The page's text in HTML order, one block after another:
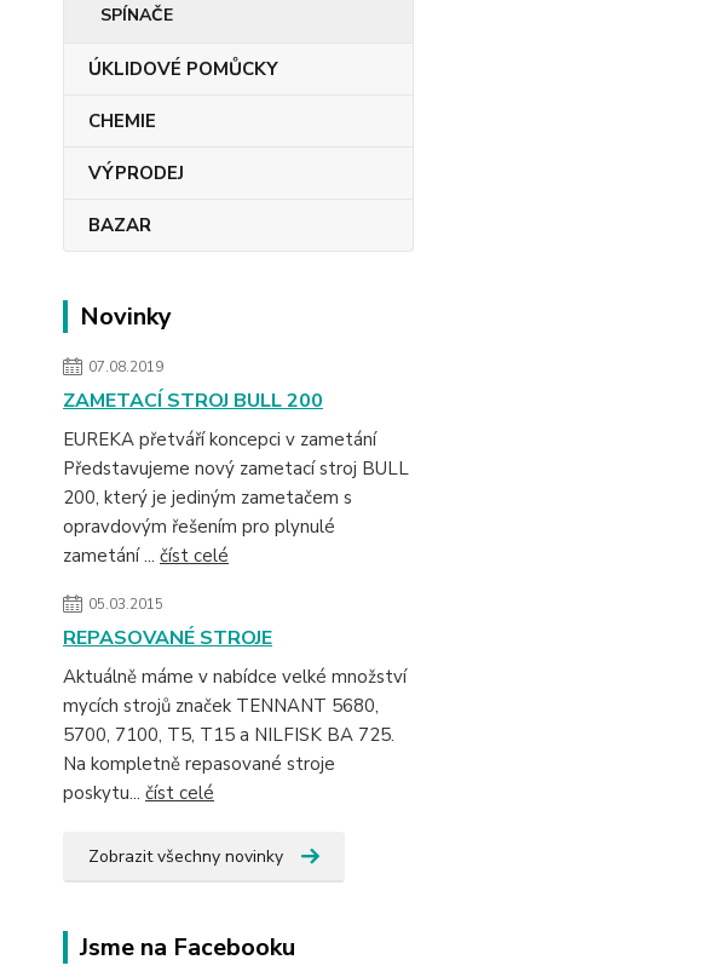
SPÍNAČE
ÚKLIDOVÉ POMŮCKY
CHEMIE
VÝPRODEJ
BAZAR
Novinky
07.08.2019
ZAMETACÍ STROJ BULL 200
EUREKA přetváří koncepci v zametání
Představujeme nový zametací stroj BULL
200, který je jediným zametačem s
opravdovým řešením pro plynulé
zametání ... číst celé
05.03.2015
REPASOVANÉ STROJE
Aktuálně máme v nabídce velké množství
mycích strojů značek TENNANT 5680,
5700, 7100, T5, T15 a NILFISK BA 725.
Na kompletně repasované stroje
poskytu... číst celé
Zobrazit všechny novinky
Jsme na Facebooku